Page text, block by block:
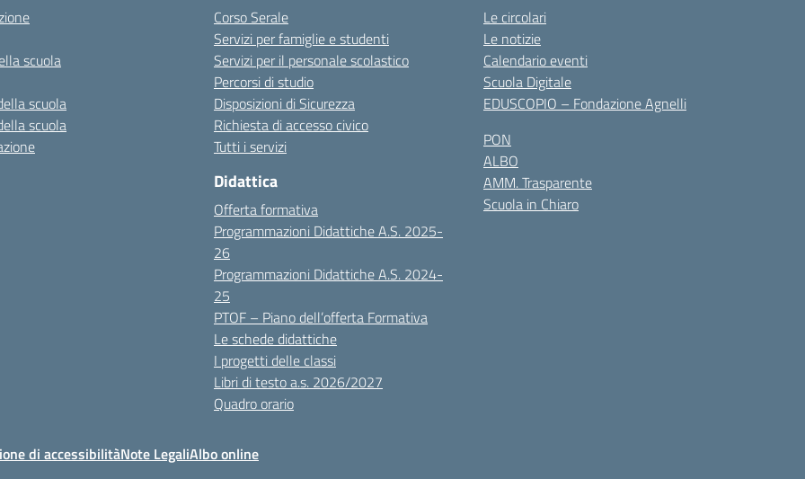
scuola
scuola
scuola
Corso Serale
Servizi per famiglie e studenti
Servizi per il personale scolastico
Percorsi di studio
Disposizioni di Sicurezza
Richiesta di accesso civico
Tutti i servizi
Didattica
Offerta formativa
Programmazioni Didattiche A.S. 2025-
26
Programmazioni Didattiche A.S. 2024-
25
PTOF – Piano dell’offerta Formativa
Le schede didattiche
I progetti delle classi
Libri di testo a.s. 2026/2027
Quadro orario
Le circolari
Le notizie
Calendario eventi
Scuola Digitale
EDUSCOPIO – Fondazione Agnelli
PON
ALBO
AMM. Trasparente
Scuola in Chiaro
di accessibilitàNote LegaliAlbo online